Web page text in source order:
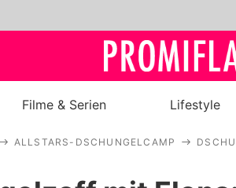
Royals
Stars
Filme & Serien Lifestyle
ALLSTARS-DSCHUNGELCAMP